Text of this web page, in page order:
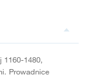
1160-1480,
Prowadnice